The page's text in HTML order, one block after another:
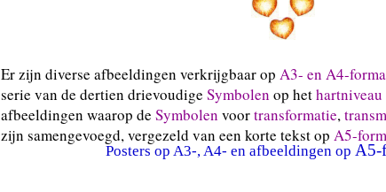
Er zijn diverse afbeeldingen verkrijgbaar op A3- en A4-
serie van de dertien drievoudige Symbolen op hethartniveau
afbeeldingen waarop de Symbolen voortransformatie,
zijn samengevoegd, vergezeld van een korte tekst op A5-
Posters op A3-, A4- en afbeeldingen op A5-